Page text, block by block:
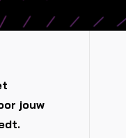
jouw